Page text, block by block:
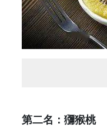
第二名：獼猴桃